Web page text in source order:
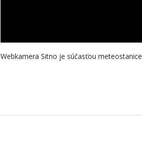
Webkamera Sitno je súčasťou meteostanice